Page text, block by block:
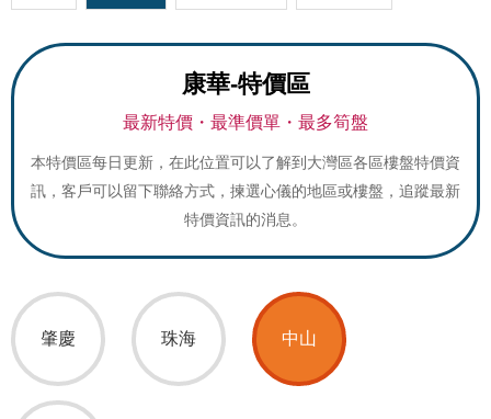
康華-特價區
最新特價・最準價單・最多筍盤
本特價區每日更新，在此位置可以了解到大灣區各區樓盤特價資
訊，客戶可以留下聯絡方式，揀選心儀的地區或樓盤，追蹤最新
特價資訊的消息。
肇慶 珠海 中山